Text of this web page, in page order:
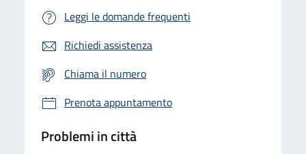
Leggi le domande frequenti
Richiedi assistenza
Chiama il numero
Prenota appuntamento
Problemi in città